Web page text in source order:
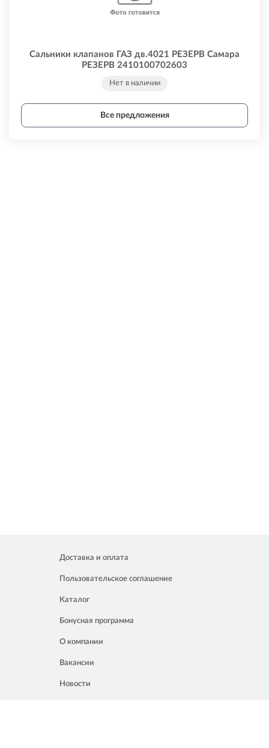
Сальники клапанов ГАЗ дв.4021 РЕЗЕРВ Самара
РЕЗЕРВ 2410100702603
Нет в наличии
Все предложения
Доставка и оплата
Пользовательское соглашение
Каталог
Бонусная программа
О компании
Вакансии
Новости